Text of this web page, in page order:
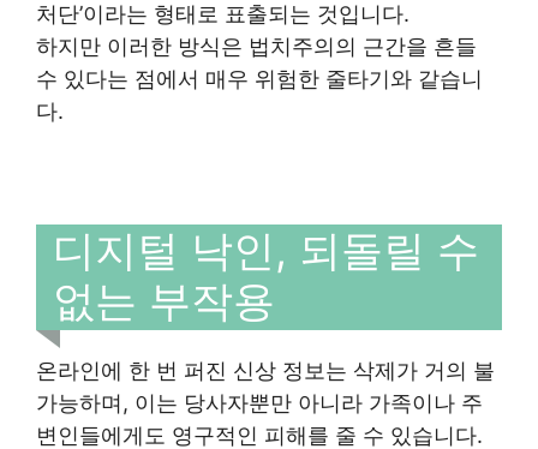
처단’이라는 형태로 표출되는 것입니다.
하지만 이러한 방식은 법치주의의 근간을 흔들
수 있다는 점에서 매우 위험한 줄타기와 같습니
다.
디지털 낙인, 되돌릴 수
없는 부작용
온라인에 한 번 퍼진 신상 정보는 삭제가 거의 불
가능하며, 이는 당사자뿐만 아니라 가족이나 주
변인들에게도 영구적인 피해를 줄 수 있습니다.